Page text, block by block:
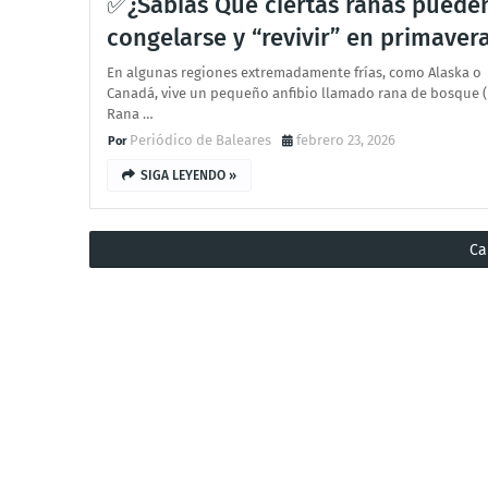
congelarse y “revivir” en
En algunas regiones extremadamente frías, como Alaska o
Canadá, vive un pequeño anfibio llamado rana de bosque (
Rana …
Periódico de Baleares
febrero 23, 2026
SIGA LEYENDO »